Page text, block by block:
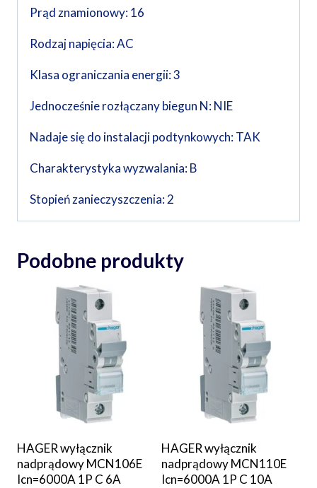
Prąd znamionowy: 16
Rodzaj napięcia: AC
Klasa ograniczania energii: 3
Jednocześnie rozłączany biegun N: NIE
Nadaje się do instalacji podtynkowych: TAK
Charakterystyka wyzwalania: B
Stopień zanieczyszczenia: 2
Podobne produkty
HAGER wyłącznik
nadprądowy MCN106E
Icn=6000A 1P C 6A
HAGER wyłącznik
nadprądowy MCN110E
Icn=6000A 1P C 10A